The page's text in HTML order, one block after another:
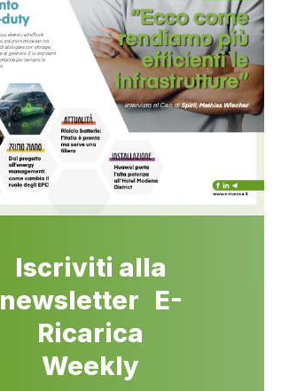
Iscriviti alla
newsletter E-
Ricarica
Weekly